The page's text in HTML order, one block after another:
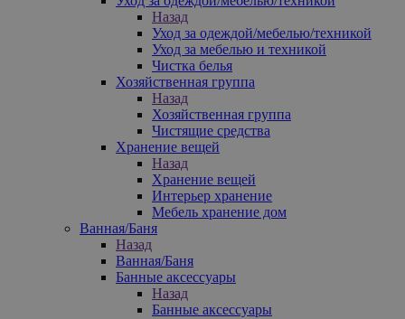
Назад
Уход за одеждой/мебелью/техникой
Уход за мебелью и техникой
Чистка белья
Хозяйственная группа
Назад
Хозяйственная группа
Чистящие средства
Хранение вещей
Назад
Хранение вещей
Интерьер хранение
Мебель хранение дом
Ванная/Баня
Назад
Ванная/Баня
Банные аксессуары
Назад
Банные аксессуары